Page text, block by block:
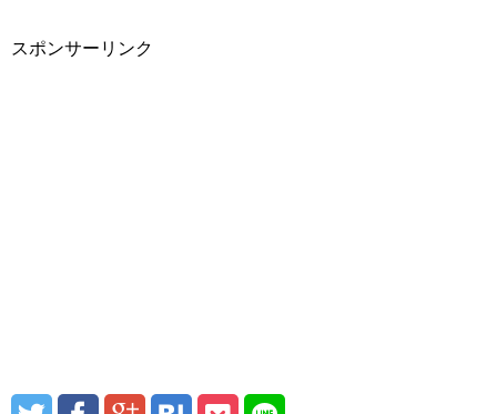
スポンサーリンク